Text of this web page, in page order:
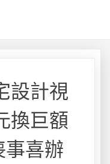
設計視
換巨額
喜辦